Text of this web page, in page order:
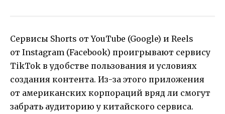
Сервисы Shorts от YouTube (Google) и Reels
от Instagram (Facebook) проигрывают сервису
TikTok в удобстве пользования и условиях
создания контента. Из-за этого приложения
от американских корпораций вряд ли смогут
забрать аудиторию у китайского сервиса.